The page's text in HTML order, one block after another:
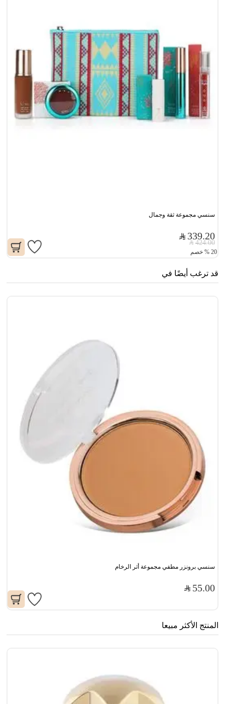
سنسي مجموعة ثقة وجمال
339.20
424.00
20
% خصم
قد ترغب أيضًا في
سنسي برونزر مطفي مجموعة أثر الرخام
55.00
المنتج الأكثر مبيعا